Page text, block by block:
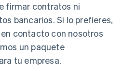
firmar contratos ni
bancarios. Si lo prefieres,
contacto con nosotros
un paquete
tu empresa.